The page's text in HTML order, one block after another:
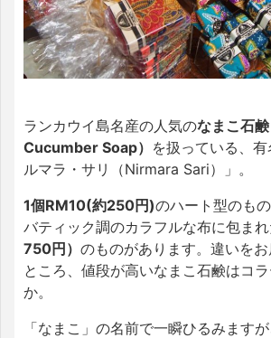
ランカウイ島名産の人気のなまこ石
Cucumber Soap） を扱っている、
ルマラ・サリ（Nirmara Sari）」。
1個RM10(約250円)のハート型のも
バティック調のカラフルな布に包まれ
750円） のものがあります。違いを
ところ、値段が高いなまこ石鹸はコ
か。
「なまこ」の名前で一瞬ひるみます